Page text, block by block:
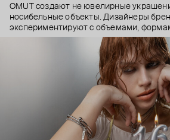
OMUT создают не ювелирные
носибельные объекты. Дизайнеры
экспериментируют с объемами,
украшений (цепи – не только на шею, но
результате получаются лаконичные
неожиданными деталями: колье с
сердца и серьги-цепи. Украшения
музыкальные исполнители и лидеры
Сухарев, Андрей Toxi$, Валя Карнавал
Эксклюзивно для Poison Drop бренд
HOLD YOUR HORSES (Придержи своих
вдохновленную удилами для контроля